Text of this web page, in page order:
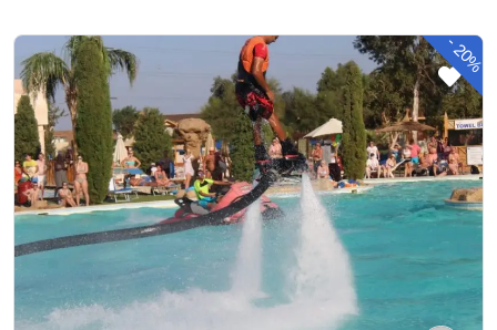
-
20%